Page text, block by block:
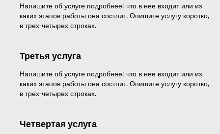
Напишите об услуге подробнее: что в нее входит или из
каких этапов работы она состоит. Опишите услугу коротко,
в трех-четырех строках.
Третья услуга
Напишите об услуге подробнее: что в нее входит или из
каких этапов работы она состоит. Опишите услугу коротко,
в трех-четырех строках.
Четвертая услуга